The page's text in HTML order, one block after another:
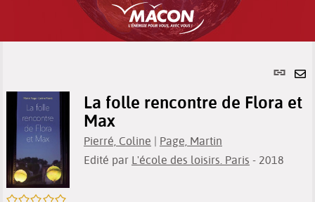
Lien
/5
La folle rencontre de Flora et
Max
Pierré, Coline | Page, Martin
Edité par L'école des loisirs. Paris - 2018